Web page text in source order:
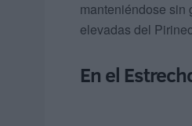
manteniéndose sin
elevadas del
En el